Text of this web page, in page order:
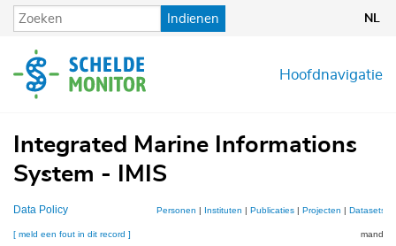
Overslaan
en
de
inhoud
Indienen NL
Hoofdnavigatie
Integrated Marine Informations
System - IMIS
Data Policy Personen | Instituten | Publicaties| Projecten | Datasets
[ meld een fout in dit record ] mandje